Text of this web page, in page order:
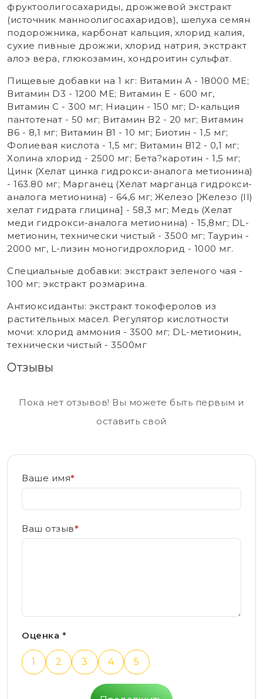
фруктоолигосахариды, дрожжевой экстракт
(источник манноолигосахаридов), шелуха семян
подорожника, карбонат кальция, хлорид калия,
сухие пивные дрожжи, хлорид натрия, экстракт
алоэ вера, глюкозамин, хондроитин сульфат.
Пищевые добавки на 1 кг: Витамин А - 18000 МЕ;
Витамин D3 - 1200 МЕ; Витамин Е - 600 мг,
Витамин С - 300 мг; Ниацин - 150 мг; D-кальция
пантотенат - 50 мг; Витамин В2 - 20 мг; Витамин
В6 - 8,1 мг; Витамин В1 - 10 мг; Биотин - 1,5 мг;
Фолиевая кислота - 1,5 мг; Витамин В12 - 0,1 мг;
Холина хлорид - 2500 мг; Бета?каротин - 1,5 мг;
Цинк (Xелат цинка гидрокси-аналога метионина)
- 163.80 мг; Mарганец (Xелат марганца гидрокси-
аналога метионина) - 64,6 мг; Железо [Железо (II)
хелат гидрата глицина] - 58,3 мг; Mедь (Хелат
меди гидрокси-аналога метионина) - 15,8мг; DL-
метионин, технически чистый - 3500 мг; Таурин -
2000 мг, L-лизин моногидрохлорид - 1000 мг.
Специальные добавки: экстракт зеленого чая -
100 мг; экстракт розмарина.
Антиоксиданты: экстракт токоферолов из
растительных масел. Регулятор кислотности
мочи: хлорид аммония - 3500 мг; DL-метионин,
технически чистый - 3500мг
Отзывы
Пока нет отзывов! Вы можете быть первым и
оставить свой
Ваше имя*
Ваш отзыв*
Оценка *
1 2 3 4 5